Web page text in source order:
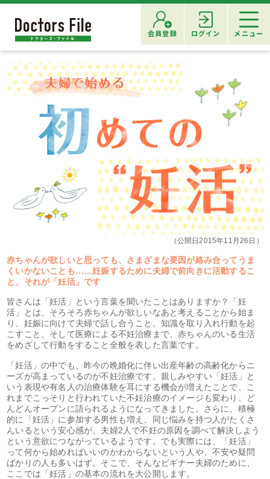
会員登録 ログイン メニュー
（公開日2015年11月26日）
赤ちゃんが欲しいと思っても、さまざまな要因が絡み合ってうま
くいかないことも……妊娠するために夫婦で前向きに活動するこ
と、それが「妊活」です
皆さんは「妊活」という言葉を聞いたことはありますか？「妊
活」とは、そろそろ赤ちゃんが欲しいなあと考えることから始ま
り、妊娠に向けて夫婦で話し合うこと、知識を取り入れ行動を起
こすこと、そして医療による不妊治療まで、赤ちゃんのいる生活
をめざして行動をすること全般を表した言葉です。
「妊活」の中でも、昨今の晩婚化に伴い出産年齢の高齢化からニ
ーズが高まっているのが不妊治療です。親しみやすい「妊活」と
いう表現や有名人の治療体験を耳にする機会が増えたことで、こ
れまでこっそりと行われていた不妊治療のイメージも変わり、ど
んどんオープンに語られるようになってきました。さらに、積極
的に「妊活」に参加する男性も増え、同じ悩みを持つ人がたくさ
んいるという安心感が、夫婦2人で不妊の原因を調べて解決しよう
という意欲につながっているようです。でも実際には、「妊活」
って何から始めればいいのかわからないという人や、不安や疑問
ばかりの人も多いはず。そこで、そんなビギナー夫婦のために、
ここでは「妊活」の基本の流れを大公開します。